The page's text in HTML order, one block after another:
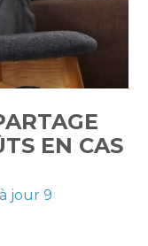
EN CAS
jour 9